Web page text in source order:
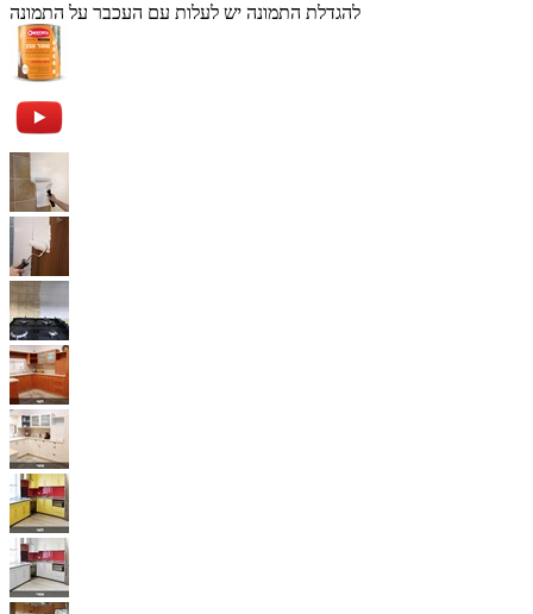
להגדלת התמונה יש לעלות עם העכבר על התמונה